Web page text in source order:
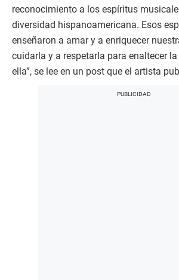
reconocimiento a los espíritus
diversidad hispanoamericana. Esos
enseñaron a amar y a enriquecer
cuidarla y a respetarla para enaltecer
ella”, se lee en un post que el artista